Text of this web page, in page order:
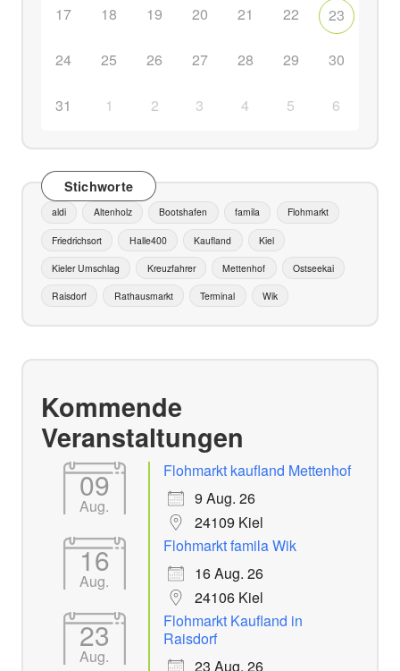
17 18 19 20 21 22 23
24 25 26 27 28 29 30
31 1 2 3 4 5 6
Stichworte
aldi Altenholz Bootshafen famila Flohmarkt
Friedrichsort Halle400 Kaufland Kiel
Kieler Umschlag Kreuzfahrer Mettenhof Ostseekai
Raisdorf Rathausmarkt Terminal Wik
Kommende
Veranstaltungen
09
Aug.
Flohmarkt kaufland Mettenhof
9 Aug. 26
24109 Kiel
16
Aug.
Flohmarkt famila Wik
16 Aug. 26
24106 Kiel
23
Aug.
Flohmarkt Kaufland in
Raisdorf
23 Aug. 26